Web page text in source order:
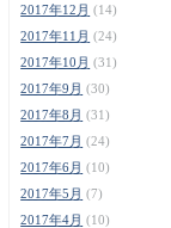
2017年12月 (14)
2017年11月 (24)
2017年10月 (31)
2017年9月 (30)
2017年8月 (31)
2017年7月 (24)
2017年6月 (10)
2017年5月 (7)
2017年4月 (10)